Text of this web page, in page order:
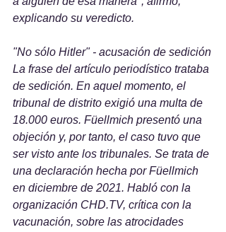
explicando su veredicto.
"No sólo Hitler" - acusación de sedición
La frase del artículo periodístico trataba
de sedición. En aquel momento, el
tribunal de distrito exigió una multa de
18.000 euros. Füellmich presentó una
objeción y, por tanto, el caso tuvo que
ser visto ante los tribunales. Se trata de
una declaración hecha por Füellmich
en diciembre de 2021. Habló con la
organización CHD.TV, crítica con la
vacunación, sobre las atrocidades